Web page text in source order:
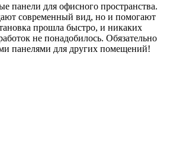
панели для офисного пространства.
современный вид, но и помогают
прошла быстро, и никаких
не понадобилось. Обязательно
панелями для других помещений!